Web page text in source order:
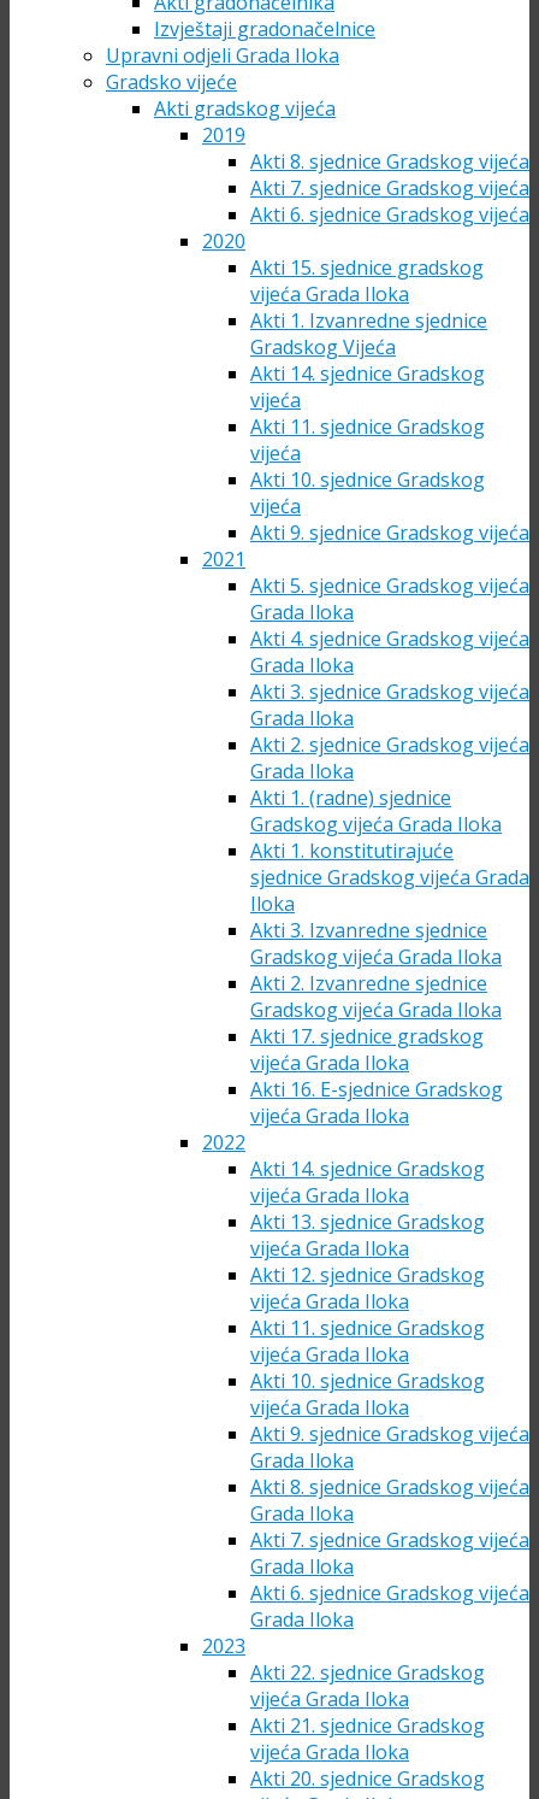
Izvještaji gradonačelnice
Upravni odjeli Grada Iloka
Gradsko vijeće
Akti gradskog vijeća
2019
Akti 8. sjednice Gradskog vijeća
Akti 7. sjednice Gradskog vijeća
Akti 6. sjednice Gradskog vijeća
2020
Akti 15. sjednice gradskog
vijeća Grada Iloka
Akti 1. Izvanredne sjednice
Gradskog Vijeća
Akti 14. sjednice Gradskog
vijeća
Akti 11. sjednice Gradskog
vijeća
Akti 10. sjednice Gradskog
vijeća
Akti 9. sjednice Gradskog vijeća
2021
Akti 5. sjednice Gradskog vijeća
Grada Iloka
Akti 4. sjednice Gradskog vijeća
Grada Iloka
Akti 3. sjednice Gradskog vijeća
Grada Iloka
Akti 2. sjednice Gradskog vijeća
Grada Iloka
Akti 1. (radne) sjednice
Gradskog vijeća Grada Iloka
Akti 1. konstitutirajuće
sjednice Gradskog vijeća Grada
Iloka
Akti 3. Izvanredne sjednice
Gradskog vijeća Grada Iloka
Akti 2. Izvanredne sjednice
Gradskog vijeća Grada Iloka
Akti 17. sjednice gradskog
vijeća Grada Iloka
Akti 16. E-sjednice Gradskog
vijeća Grada Iloka
2022
Akti 14. sjednice Gradskog
vijeća Grada Iloka
Akti 13. sjednice Gradskog
vijeća Grada Iloka
Akti 12. sjednice Gradskog
vijeća Grada Iloka
Akti 11. sjednice Gradskog
vijeća Grada Iloka
Akti 10. sjednice Gradskog
vijeća Grada Iloka
Akti 9. sjednice Gradskog vijeća
Grada Iloka
Akti 8. sjednice Gradskog vijeća
Grada Iloka
Akti 7. sjednice Gradskog vijeća
Grada Iloka
Akti 6. sjednice Gradskog vijeća
Grada Iloka
2023
Akti 22. sjednice Gradskog
vijeća Grada Iloka
Akti 21. sjednice Gradskog
vijeća Grada Iloka
Akti 20. sjednice Gradskog